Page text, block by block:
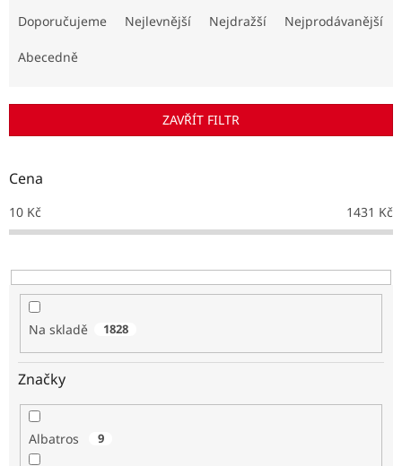
r
d
k
t
Doporučujeme Nejlevnější Nejdražší Nejprodávanější
Abecedně
ZAVŘÍT FILTR
Cena
10 Kč 1431 Kč
Na skladě 1828
Značky
Albatros 9